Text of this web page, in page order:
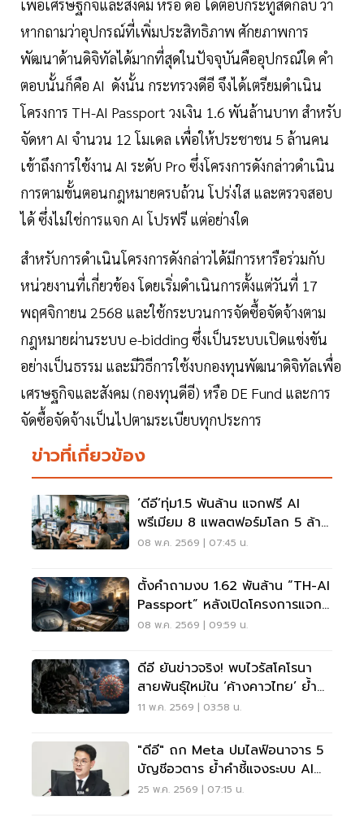
เพื่อเศรษฐกิจและสังคม หรือ ดีอี ได้ตอบกระทู้สดกลับ ว่า
หากถามว่าอุปกรณ์ที่เพิ่มประสิทธิภาพ ศักยภาพการ
พัฒนาด้านดิจิทัลได้มากที่สุดในปัจจุบันคืออุปกรณ์ใด คำ
ตอบนั้นก็คือ AI ดังนั้น กระทรวงดีอี จึงได้เตรียมดำเนิน
โครงการ TH-AI Passport วงเงิน 1.6 พันล้านบาท สำหรับ
จัดหา AI จำนวน 12 โมเดล เพื่อให้ประชาชน 5 ล้านคน
เข้าถึงการใช้งาน AI ระดับ Pro ซึ่งโครงการดังกล่าวดำเนิน
การตามขั้นตอนกฎหมายครบถ้วน โปร่งใส และตรวจสอบ
ได้ ซึ่งไม่ใช่การแจก AI โปรฟรี แต่อย่างใด
สำหรับการดำเนินโครงการดังกล่าวได้มีการหารือร่วมกับ
หน่วยงานที่เกี่ยวข้อง โดยเริ่มดำเนินการตั้งแต่วันที่ 17
พฤศจิกายน 2568 และใช้กระบวนการจัดซื้อจัดจ้างตาม
กฎหมายผ่านระบบ e-bidding ซึ่งเป็นระบบเปิดแข่งขัน
อย่างเป็นธรรม และมีวิธีการใช้งบกองทุนพัฒนาดิจิทัลเพื่อ
เศรษฐกิจและสังคม (กองทุนดีอี) หรือ DE Fund และการ
จัดซื้อจัดจ้างเป็นไปตามระเบียบทุกประการ
ข่าวที่เกี่ยวข้อง
‘ดีอี’ทุ่ม1.5 พันล้าน แจกฟรี AI
พรีเมียม 8 แพลตฟอร์มโลก 5 ล้าน
สิทธิ์
08 พ.ค. 2569 | 07:45 น.
ตั้งคำถามงบ 1.62 พันล้าน “TH-AI
Passport” หลังเปิดโครงการแจก
AI ฟรี 5 ล้านสิทธิ์
08 พ.ค. 2569 | 09:59 น.
ดีอี ยันข่าวจริง! พบไวรัสโคโรนา
สายพันธุ์ใหม่ใน ‘ค้างคาวไทย’ ย้ำ
ความเสี่ยงต่ำ-ยังไม่แพร่สู่คน
11 พ.ค. 2569 | 03:58 น.
"ดีอี" ถก Meta ปมไลฟ์อนาจาร 5
บัญชีอวตาร ย้ำคำชี้แจงระบบ AI
ฟังไม่ขึ้น
25 พ.ค. 2569 | 07:15 น.